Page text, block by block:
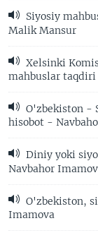
Siyosiy
Malik Mansur
Xelsinki
mahbuslar
O'zbekiston -
hisobot -
Diniy yoki
Navbahor
O'zbekiston,
Imamova